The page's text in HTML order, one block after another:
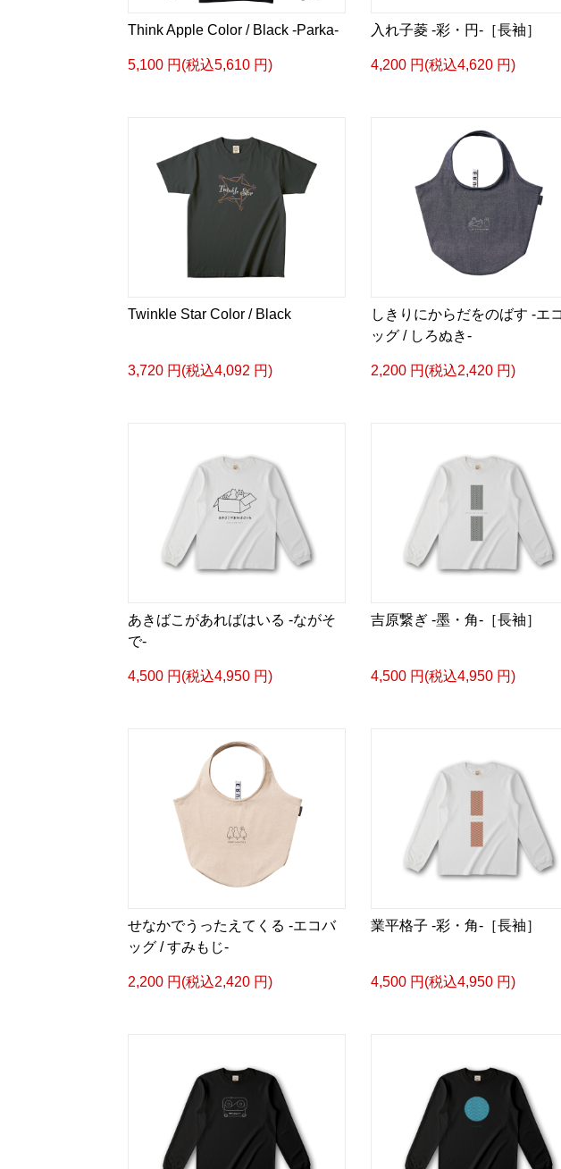
Think Apple Color / Black -Parka-
5,100 円(税込5,610 円)
入れ子菱 -彩・円-［長袖］
4,200 円(税込4,620 円)
Twinkle Star Color / Black
3,720 円(税込4,092 円)
しきりにからだをのばす -エ
ッグ / しろぬき-
2,200 円(税込2,420 円)
あきばこがあればはいる -ながそ
で-
4,500 円(税込4,950 円)
吉原繋ぎ -墨・角-［長袖］
4,500 円(税込4,950 円)
せなかでうったえてくる -エコバ
ッグ / すみもじ-
2,200 円(税込2,420 円)
業平格子 -彩・角-［長袖］
4,500 円(税込4,950 円)